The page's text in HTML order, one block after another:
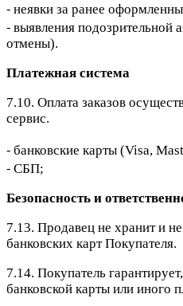
⁃ неявки за ранее
⁃ выявления подозрительной
отмены).
Платежная система
7.10. Оплата заказов
сервис.
⁃ банковские карты (Visa,
⁃ СБП;
Безопасность и
7.13. Продавец не хранит и
банковских карт Покупателя.
7.14. Покупатель
банковской карты или иного